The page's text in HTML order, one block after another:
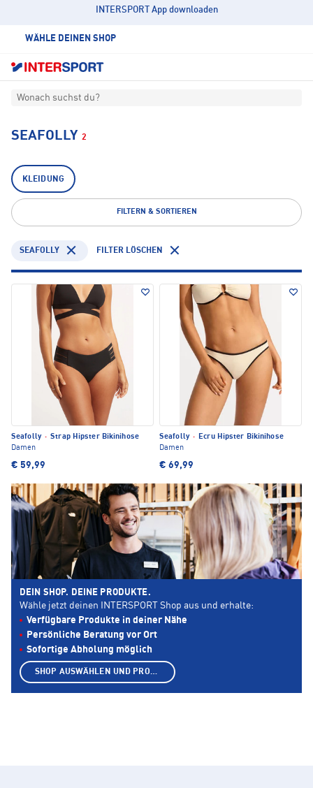
INTERSPORT App downloaden
WÄHLE DEINEN SHOP
Wonach suchst du?
SEAFOLLY 2
KLEIDUNG
FILTERN & SORTIEREN
SEAFOLLY FILTER LÖSCHEN
Seafolly · Strap Hipster Bikinihose
Damen
€ 59,99
Seafolly ·
Ecru Hipster Bikinihose
Damen
€ 69,99
DEIN SHOP. DEINE PRODUKTE.
Wähle jetzt deinen INTERSPORT Shop aus und erhalte:
Verfügbare Produkte in deiner Nähe
Persönliche Beratung vor Ort
Sofortige Abholung möglich
SHOP AUSWÄHLEN UND PRODUKTE ANZEIGEN